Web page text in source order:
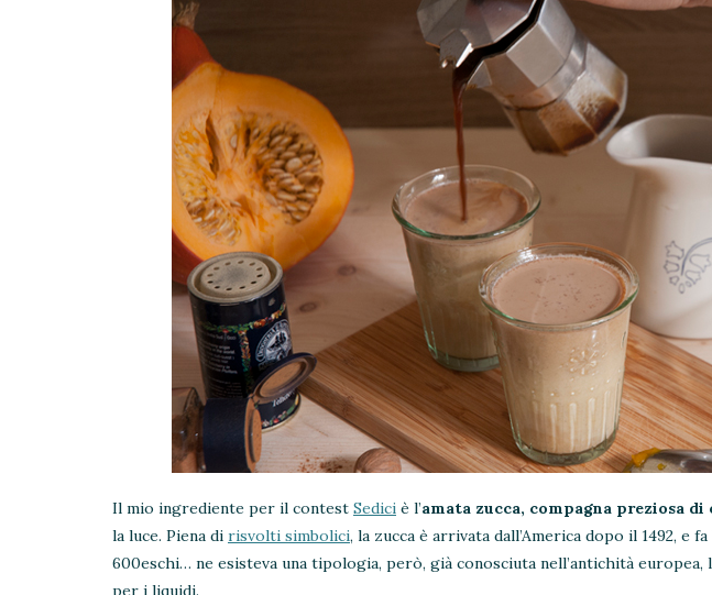
Il mio ingrediente per il contest Sedici è l’amata zucca, compagna preziosa
la luce. Piena di risvolti simbolici, la zucca è arrivata dall’America dopo il 1492, e
600eschi… ne esisteva una tipologia, però, già conosciuta nell’antichità
per i liquidi.